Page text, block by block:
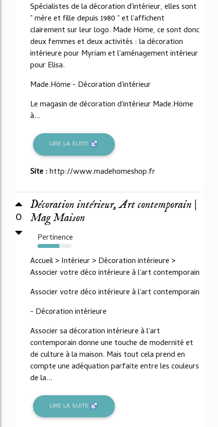
Spécialistes de la décoration d'intérieur, elles sont
" mère et fille depuis 1980 " et l'affichent
clairement sur leur logo. Made Höme, ce sont donc
deux femmes et deux activités : la décoration
intérieure pour Myriam et l'aménagement intérieur
pour Elisa.
Made.Höme - Décoration d'intérieur
Le magasin de décoration d'intérieur Made.Höme
à...
LIRE LA SUITE
Site :http://www.madehomeshop.fr
0
Décoration intérieur, Art contemporain |
Mag Maison
Pertinence
64%
Accueil > Intérieur > Décoration intérieure >
Associer votre déco intérieure à l'art contemporain
Associer votre déco intérieure à l'art contemporain
- Décoration intérieure
Associer sa décoration intérieure à l'art
contemporain donne une touche de modernité et
de culture à la maison. Mais tout cela prend en
compte une adéquation parfaite entre les couleurs
de la...
LIRE LA SUITE